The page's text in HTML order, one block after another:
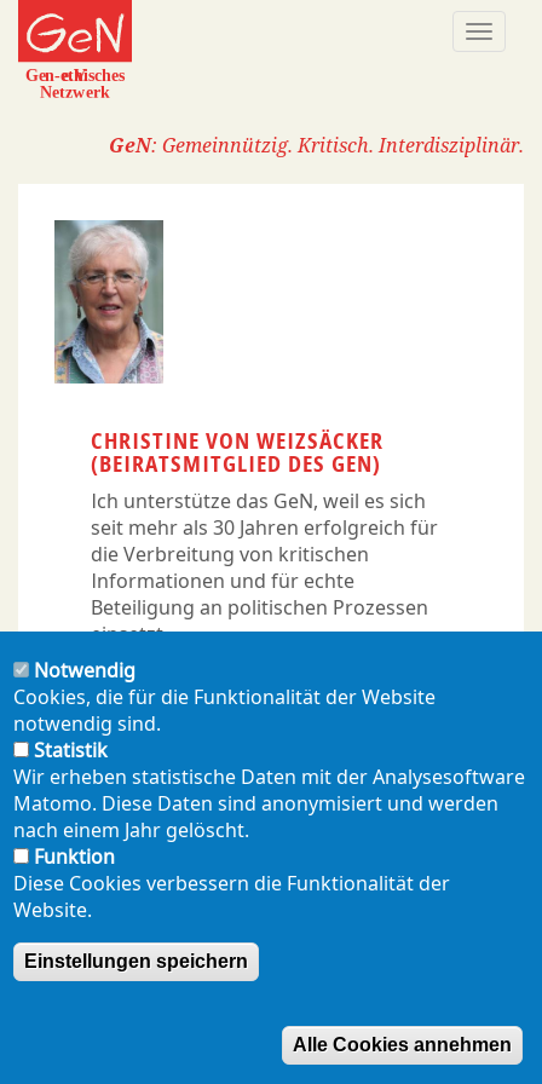
Direkt
zum
Inhalt
GeN: Gemeinnützig. Kritisch. Interdisziplinär.
CHRISTINE VON WEIZSÄCKER
(BEIRATSMITGLIED DES GEN)
Ich unterstütze das GeN, weil es sich
seit mehr als 30 Jahren erfolgreich für
die Verbreitung von kritischen
Informationen und für echte
Beteiligung an politischen Prozessen
einsetzt.
Footer
mobil
NEWSLETTER
DATENSCHUTZERKLÄRUNG
Notwendig
Cookies, die für die Funktionalität der Website
notwendig sind.
Statistik
Wir erheben statistische Daten mit der Analysesoftware
Matomo. Diese Daten sind anonymisiert und werden
nach einem Jahr gelöscht.
Funktion
Diese Cookies verbessern die Funktionalität der
Website.
Einstellungen speichern
Alle Cookies annehmen